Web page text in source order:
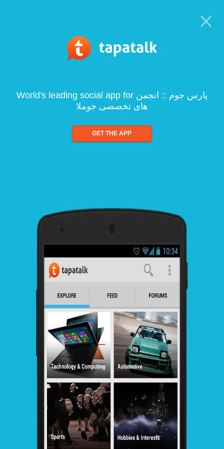
World's leading social app for پارس جوم :: انجمن
های تخصصی جوملا
GET THE APP